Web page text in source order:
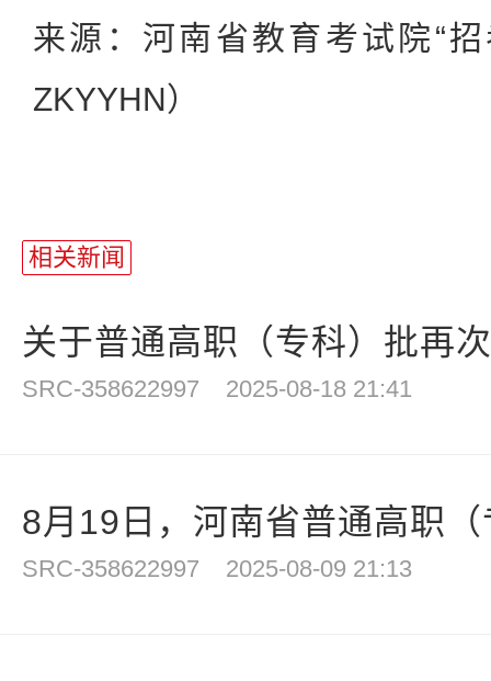
来源：河南省教育考试院“
ZKYYHN）
相关新闻
关于普通高职（专科）批再
SRC-358622997 2025-08-18 21:41
8月19日，河南省普通高职
SRC-358622997 2025-08-09 21:13